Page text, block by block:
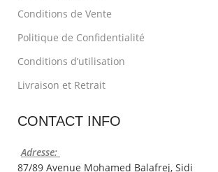
Conditions de Vente
Politique de Confidentialité
Conditions d’utilisation
Livraison et Retrait
CONTACT INFO
Adresse:
87/89 Avenue Mohamed Balafrej, Sidi